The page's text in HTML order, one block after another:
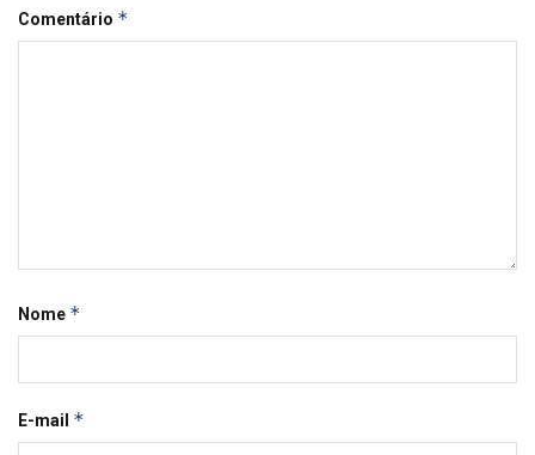
Comentário *
Nome *
E-mail *